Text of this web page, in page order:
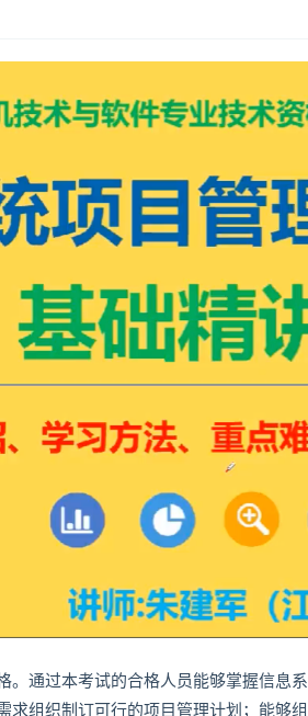
通过本考试的合格人员能够掌握信息
组织制订可行的项目管理计划；能够